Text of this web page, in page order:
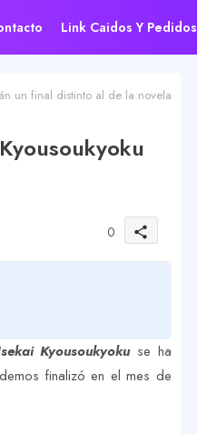
Link Caidos Y Pedidos
un final distinto al de la novela
0 share
Kyousoukyokuse ha
finalizó en el mes de